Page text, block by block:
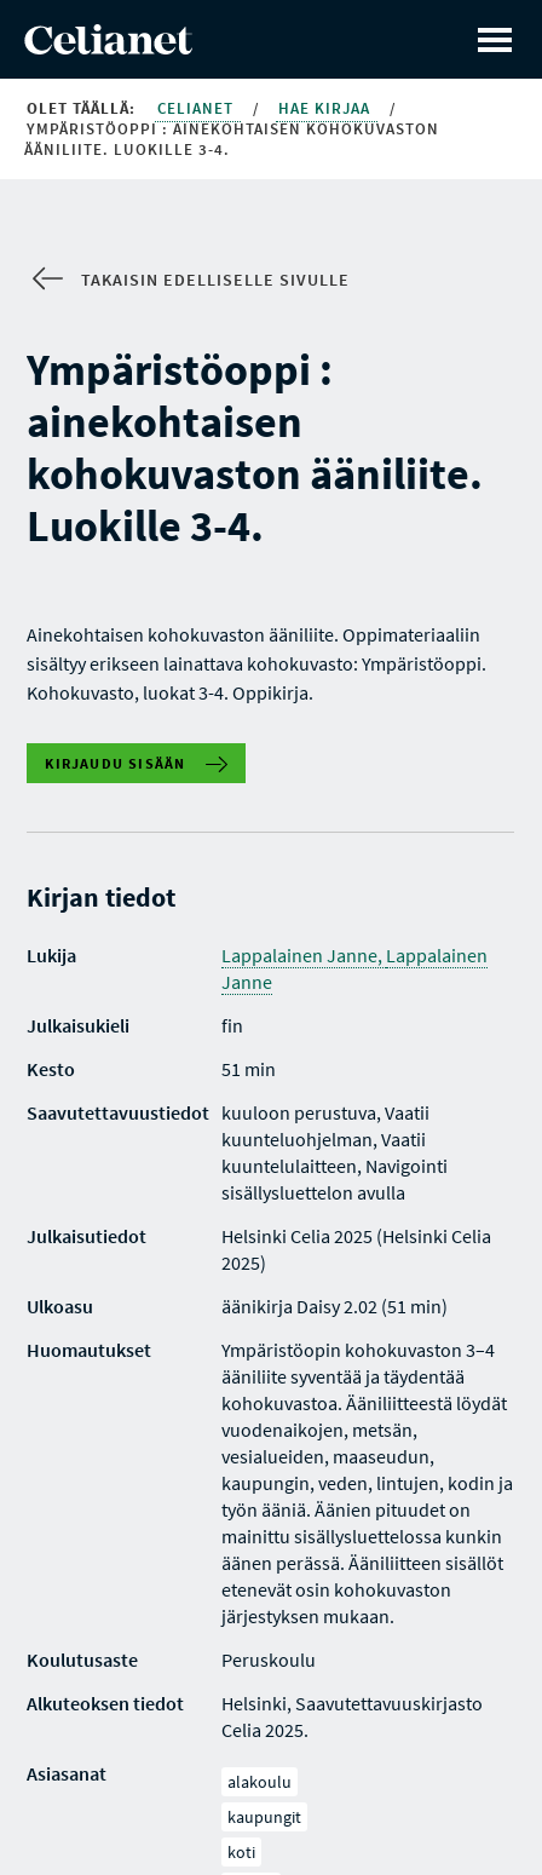
OLET TÄÄLLÄ: CELIANET / HAE KIRJAA
/
YMPÄRISTÖOPPI : AINEKOHTAISEN KOHOKUVASTON
ÄÄNILIITE. LUOKILLE 3-4.
TAKAISIN EDELLISELLE SIVULLE
Ympäristöoppi :
ainekohtaisen
kohokuvaston ääniliite.
Luokille 3-4.
Ainekohtaisen kohokuvaston ääniliite. Oppimateriaaliin
sisältyy erikseen lainattava kohokuvasto: Ympäristöoppi.
Kohokuvasto, luokat 3-4. Oppikirja.
KIRJAUDU SISÄÄN
Kirjan tiedot
Lukija Lappalainen Janne, Lappalainen
Janne
Julkaisukieli
fin
Kesto
51 min
Saavutettavuustiedot kuuloon perustuva, Vaatii
kuunteluohjelman, Vaatii
kuuntelulaitteen, Navigointi
sisällysluettelon avulla
Julkaisutiedot
Helsinki Celia 2025 (Helsinki Celia
2025)
Ulkoasu
äänikirja Daisy 2.02 (51 min)
Huomautukset
Ympäristöopin kohokuvaston 3–4
ääniliite syventää ja täydentää
kohokuvastoa. Ääniliitteestä löydät
vuodenaikojen, metsän,
vesialueiden, maaseudun,
kaupungin, veden, lintujen, kodin ja
työn ääniä. Äänien pituudet on
mainittu sisällysluettelossa kunkin
äänen perässä. Ääniliitteen sisällöt
etenevät osin kohokuvaston
järjestyksen mukaan.
Koulutusaste
Peruskoulu
Alkuteoksen tiedot
Helsinki, Saavutettavuuskirjasto
Celia 2025.
Asiasanat
alakoulu
kaupungit
koti